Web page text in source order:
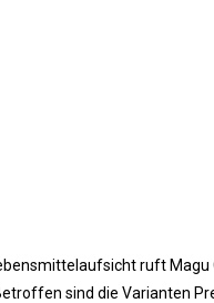
ruft Magu
sind die Varianten